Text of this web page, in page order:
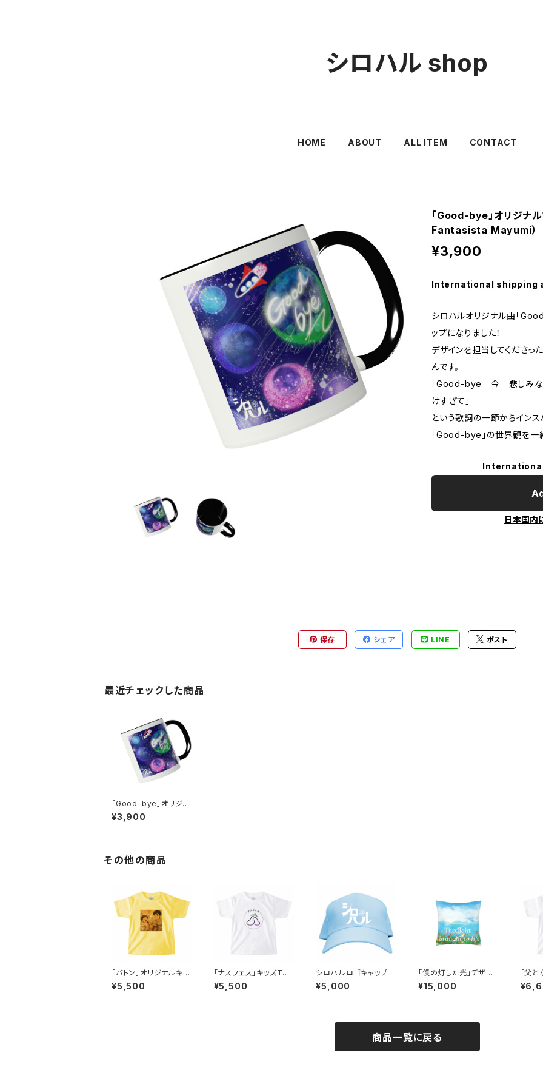
シロハル shop
HOME ABOUT ALL ITEM CONTACT
「Good-bye」オリジナ
Fantasista Mayumi）
¥3,900
International shipping
シロハルオリジナル曲「
ップになりました！
デザインを担当してくださ
んです。
「Good-bye 今 悲しみな
けすぎて」
という歌詞の一節からインス
「Good-bye」の世界観を一
日本国内
保存 シェア LINE ポスト
最近チェックした商品
「Good-bye」オリジナ
ルマグカップ（Art by F
antasista Mayumi）
¥3,900
その他の商品
「バトン」オリジナルキッ
ズＴシャツ
¥5,500
「ナスフェス」キッズTシ
ャツ
¥5,500
シロハルロゴキャップ
¥5,000
「僕の灯した光」デザイ
ンクッション（Art by Fa
ntasista Mayumi)
¥15,000
「父
かな
ズTシ
商品一覧に戻る